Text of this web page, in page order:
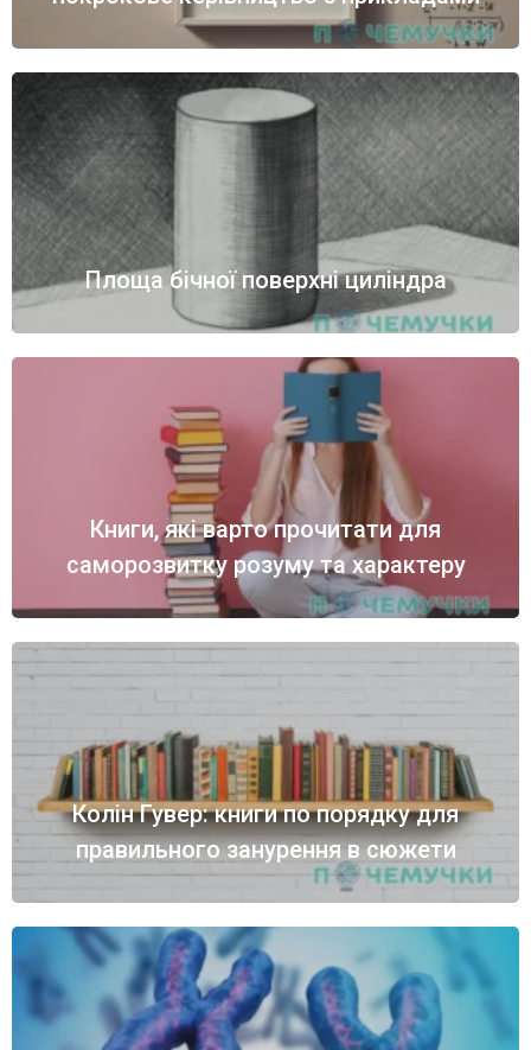
Площа бічної поверхні циліндра
Книги, які варто прочитати для
саморозвитку розуму та характеру
Колін Гувер: книги по порядку для
правильного занурення в сюжети